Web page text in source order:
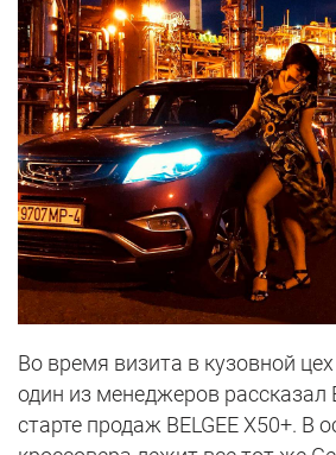
Во время визита в кузовной
один из менеджеров рассказал
старте продаж BELGEE X50+. В